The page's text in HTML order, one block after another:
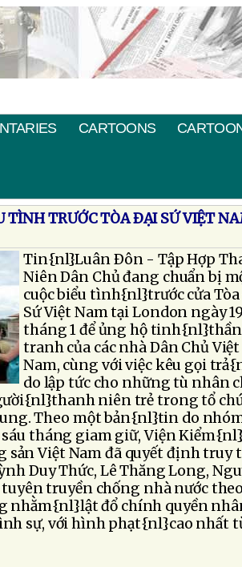
CARTOONS
TÌNH TRƯỚC TÒA ÐẠI SỨ VIỆT
Tin{nl}Luân Ðôn - Tập Hợp
Niên Dân Chủ đang chuẩn bị
cuộc biểu tình{nl}trước cửa
Sứ Việt Nam tại London ngày 19
tháng 1 để ủng hộ tinh{nl}thần
tranh của các nhà Dân Chủ Việt
Nam, cùng với việc kêu gọi
do lập tức cho những tù nhân
niên trẻ trong tổ
Theo một bản{nl}tin do
tháng giam giữ, Viện
sản Việt Nam đã quyết định truy
Duy Thức, Lê Thăng Long,
truyền chống nhà nước theo
nhằm{nl}lật đổ chính quyền
sự, với hình phạt{nl}cao nhất